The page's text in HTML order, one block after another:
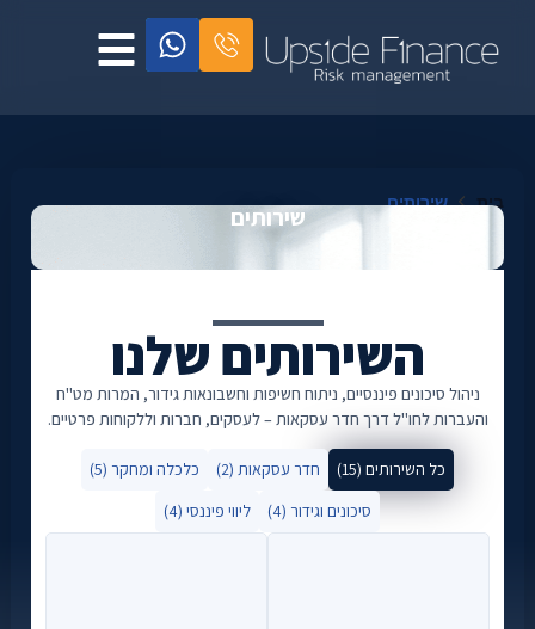
בית שירותים
שירותים
השירותים שלנו
ניהול סיכונים פיננסיים, ניתוח חשיפות וחשבונאות גידור, המרות מט"ח
והעברות לחו"ל דרך חדר עסקאות – לעסקים, חברות וללקוחות פרטיים.
כל השירותים (15) חדר עסקאות (2)
כלכלה ומחקר (5)
סיכונים וגידור (4)
ליווי פיננסי (4)